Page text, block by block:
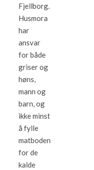
Fjellborg.
Husmora
har
ansvar
for både
griser og
høns,
mann og
barn, og
ikke minst
å fylle
matboden
for de
kalde